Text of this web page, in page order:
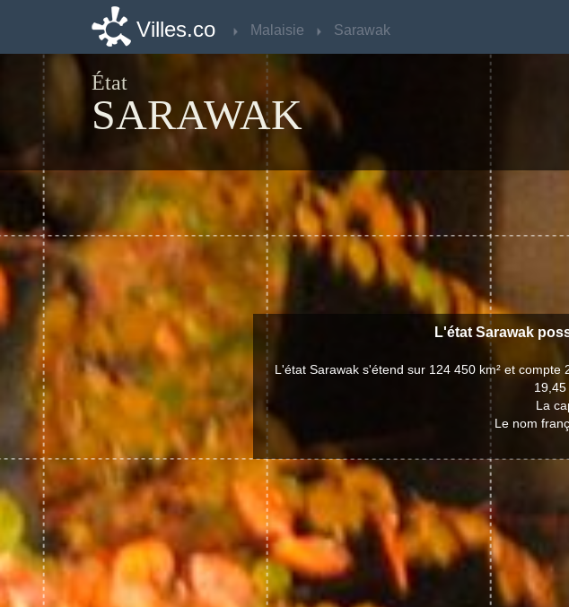
Villes.co Malaisie Sarawak
État
SARAWAK
L'état Sarawak
L'état Sarawak s'étend sur 124 450 km² et
19,45
La
Le nom
Villes.co Malaisie Sarawak